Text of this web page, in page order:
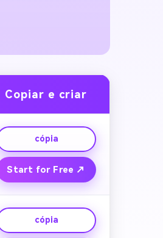
Copiar e criar
cópia
Start for Free ↗
cópia